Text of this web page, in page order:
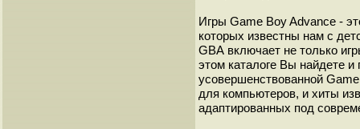
Игры Game Boy Advance -
которых известны нам с
GВА включает не только
этом каталоге Вы найдете
усовершенствованной
для компьютеров, и хиты
адаптированных под